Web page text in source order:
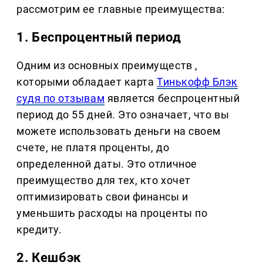
рассмотрим ее главные преимущества:
1. Беспроцентный период
Одним из основных преимуществ ,
которыми обладает карта Тинькофф Блэк
судя по отзывам является беспроцентный
период до 55 дней. Это означает, что вы
можете использовать деньги на своем
счете, не платя проценты, до
определенной даты. Это отличное
преимущество для тех, кто хочет
оптимизировать свои финансы и
уменьшить расходы на проценты по
кредиту.
2. Кешбэк